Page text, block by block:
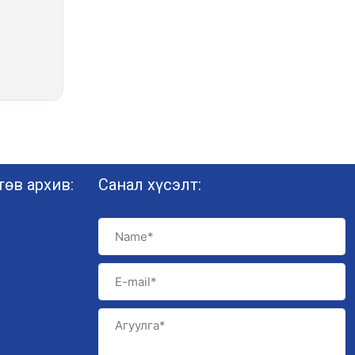
архив: Санал хүсэлт: